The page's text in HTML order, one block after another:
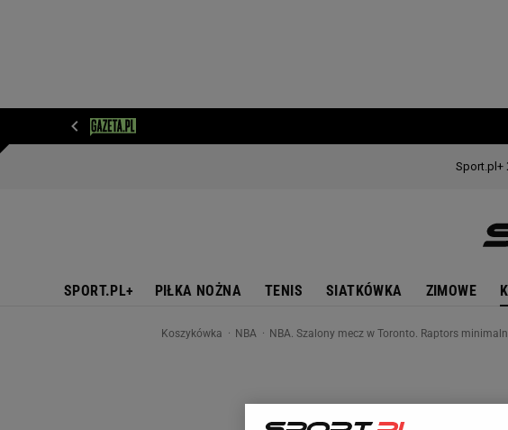
SPORT.PL+ PIŁKA NOŻNA TENIS SIATKÓWKA ZIMOWE
Koszykówka NBA NBA. Szalony mecz w Toronto. Raptors